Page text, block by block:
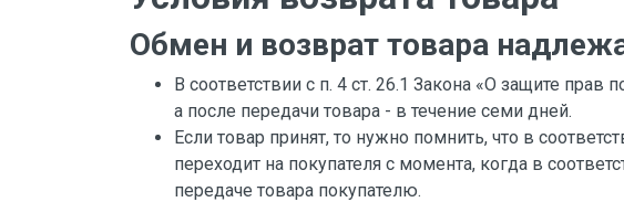
Метизы
Производство
Штакетник
Обмен и возврат товара
В соответствии с п. 4 ст. 26.1 Закона «О защите прав
а после передачи товара - в течение семи дней.
Если товар принят, то нужно помнить, что в
переходит на покупателя с момента, когда в
передаче товара покупателю.